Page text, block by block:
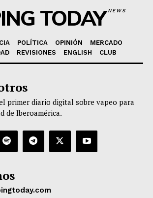
TODAYNEWS
POLÍTICA OPINIÓN
MERCADO
REVISIONES ENGLISH CLUB
primer diario digital sobre vapeo para
de Iberoamérica.